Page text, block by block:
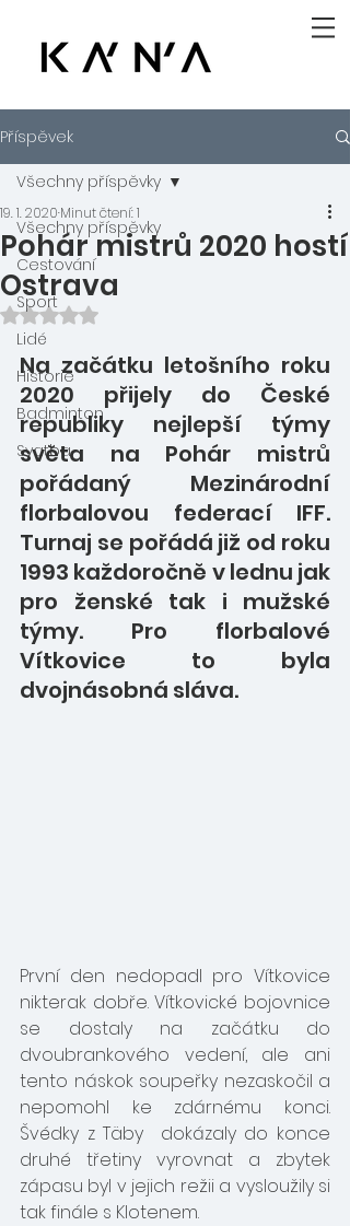
Příspěvek
Všechny příspěvky
Cestování
Sport
Lidé
Historie
Badminton
Svatba
Všechny příspěvky
Pohár mistrů 2020 hostí
Ostrava
19. 1. 2020 Minut čtení: 1
Hodnoceno NaN z 5 hvězdiček.
Na začátku letošního roku
2020 přijely do České
republiky nejlepší týmy
světa na Pohár mistrů
pořádaný Mezinárodní
florbalovou federací IFF.
Turnaj se pořádá již od roku
1993 každoročně v lednu jak
pro ženské tak i mužské
týmy. Pro florbalové
Vítkovice to byla
dvojnásobná sláva.
První den nedopadl pro Vítkovice
nikterak dobře. Vítkovické bojovnice
se dostaly na začátku do
dvoubrankového vedení, ale ani
tento náskok soupeřky nezaskočil a
nepomohl ke zdárnému konci.
Švédky z Täby  dokázaly do konce
druhé třetiny vyrovnat a zbytek
zápasu byl v jejich režii a vysloužily si
tak finále s Klotenem.